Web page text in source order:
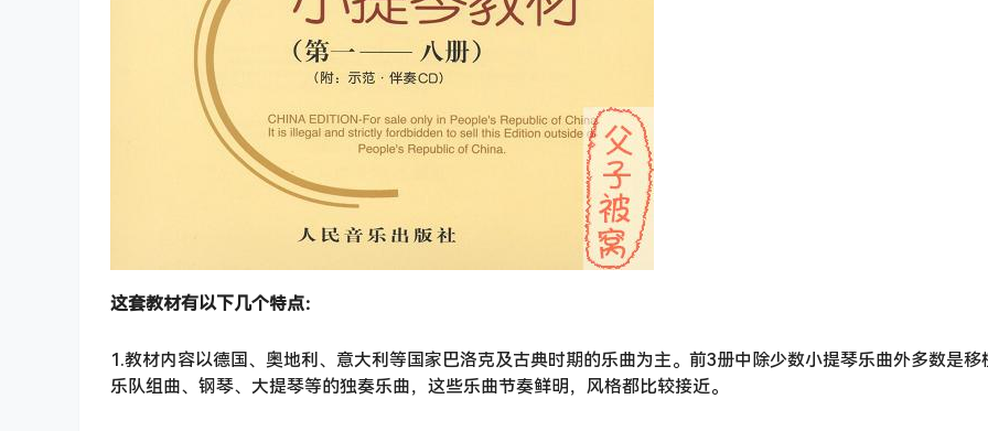
这套教材有以下几个特点：
1.教材内容以德国、奥地利、意大利等国家巴洛克及古典时期的乐曲为主。前3册中除少数小提琴乐曲外多数是移
乐队组曲、钢琴、大提琴等的独奏乐曲，这些乐曲节奏鲜明，风格都比较接近。